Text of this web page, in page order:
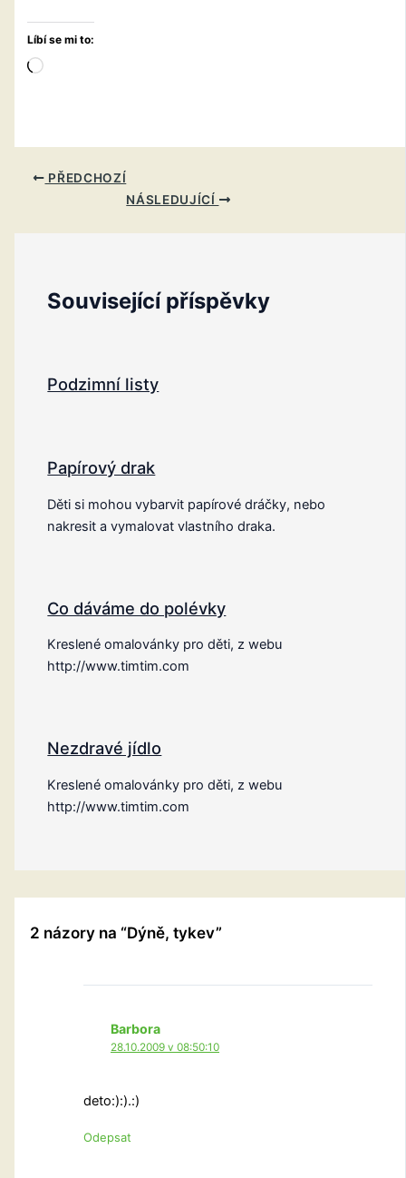
Líbí se mi to:
Načítání…
PŘEDCHOZÍ
NÁSLEDUJÍCÍ
Související příspěvky
Podzimní listy
Papírový drak
Děti si mohou vybarvit papírové dráčky, nebo
nakresit a vymalovat vlastního draka.
Co dáváme do polévky
Kreslené omalovánky pro děti, z webu
http://www.timtim.com
Nezdravé jídlo
Kreslené omalovánky pro děti, z webu
http://www.timtim.com
2 názory na “Dýně, tykev”
Barbora
28.10.2009 v 08:50:10
deto:):).:)
Odepsat